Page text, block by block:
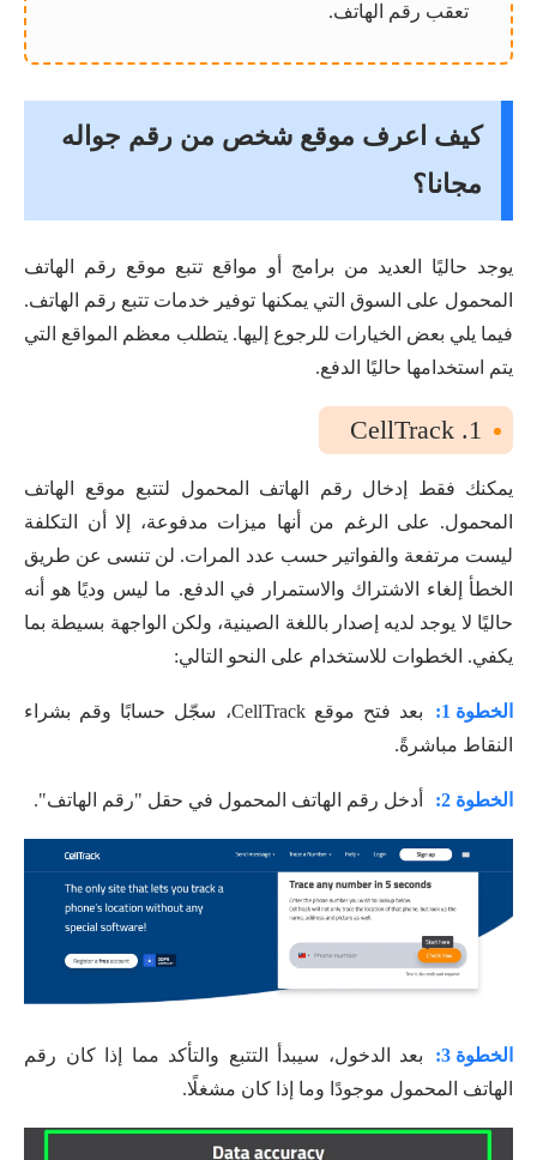
تعقب رقم الهاتف.
كيف اعرف موقع شخص من رقم جواله
مجانا؟
يوجد حاليًا العديد من برامج أو مواقع تتبع موقع رقم الهاتف
المحمول على السوق التي يمكنها توفير خدمات تتبع رقم الهاتف.
فيما يلي بعض الخيارات للرجوع إليها. يتطلب معظم المواقع التي
يتم استخدامها حاليًا الدفع.
1. CellTrack
يمكنك فقط إدخال رقم الهاتف المحمول لتتبع موقع الهاتف
المحمول. على الرغم من أنها ميزات مدفوعة، إلا أن التكلفة
ليست مرتفعة والفواتير حسب عدد المرات. لن تنسى عن طريق
الخطأ إلغاء الاشتراك والاستمرار في الدفع. ما ليس وديًا هو أنه
حاليًا لا يوجد لديه إصدار باللغة الصينية، ولكن الواجهة بسيطة بما
يكفي. الخطوات للاستخدام على النحو التالي:
الخطوة 1:
بعد فتح موقع CellTrack، سجّل حسابًا وقم بشراء
النقاط مباشرةً.
الخطوة 2: أدخل رقم الهاتف المحمول في حقل "رقم الهاتف".
الخطوة 3:
بعد الدخول، سيبدأ التتبع والتأكد مما إذا كان رقم
الهاتف المحمول موجودًا وما إذا كان مشغلًا.